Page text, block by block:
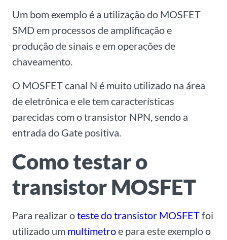
Um bom exemplo é a utilização do MOSFET
SMD em processos de amplificação e
produção de sinais e em operações de
chaveamento.
O MOSFET canal N é muito utilizado na área
de eletrônica e ele tem características
parecidas com o transistor NPN, sendo a
entrada do Gate positiva.
Como testar o
transistor MOSFET
Para realizar oteste do transistor MOSFETfoi
utilizado um multímetroe para este exemplo o